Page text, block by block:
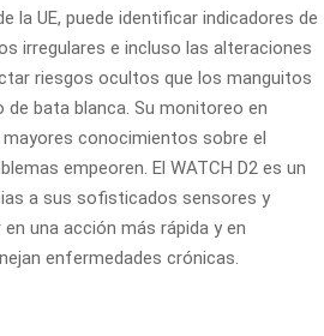
la UE, puede identificar indicadores de
irregulares e incluso las alteraciones
riesgos ocultos que los manguitos
bata blanca. Su monitoreo en
mayores conocimientos sobre el
empeoren. El WATCH D2 es un
a sus sofisticados sensores y
una acción más rápida y en
enfermedades crónicas.